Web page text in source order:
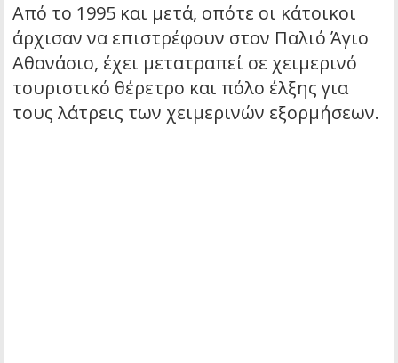
Από το 1995 και μετά, οπότε οι κάτοικοι
άρχισαν να επιστρέφουν στον Παλιό Άγιο
Αθανάσιο, έχει μετατραπεί σε χειμερινό
τουριστικό θέρετρο και πόλο έλξης για
τους λάτρεις των χειμερινών εξορμήσεων.